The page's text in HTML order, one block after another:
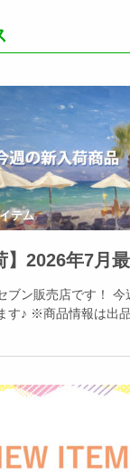
テム
ブン販売店です！ 今
す♪ ※商品情報は出